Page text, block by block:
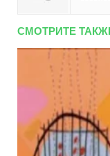
СМОТРИТЕ